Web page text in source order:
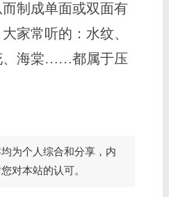
制成单面或双面有
家常听的：水纹、
、海棠……都属于压
为个人综合和分享，内
对本站的认可。